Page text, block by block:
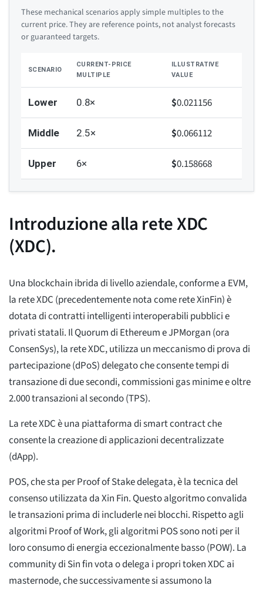
These mechanical scenarios apply simple multiples to the
current price. They are reference points, not analyst forecasts
or guaranteed targets.
SCENARIO
CURRENT-PRICE
MULTIPLE
ILLUSTRATIVE
VALUE
Lower 0.8× $0.021156
Middle 2.5× $0.066112
Upper 6× $0.158668
Introduzione alla rete XDC
(XDC).
Una blockchain ibrida di livello aziendale, conforme a EVM,
la rete XDC (precedentemente nota come rete XinFin) è
dotata di contratti intelligenti interoperabili pubblici e
privati statali. Il Quorum di Ethereum e JPMorgan (ora
ConsenSys), la rete XDC, utilizza un meccanismo di prova di
partecipazione (dPoS) delegato che consente tempi di
transazione di due secondi, commissioni gas minime e oltre
2.000 transazioni al secondo (TPS).
La rete XDC è una piattaforma di smart contract che
consente la creazione di applicazioni decentralizzate
(dApp).
POS, che sta per Proof of Stake delegata, è la tecnica del
consenso utilizzata da Xin Fin. Questo algoritmo convalida
le transazioni prima di includerle nei blocchi. Rispetto agli
algoritmi Proof of Work, gli algoritmi POS sono noti per il
loro consumo di energia eccezionalmente basso (POW). La
community di Sin fin vota o delega i propri token XDC ai
masternode, che successivamente si assumono la